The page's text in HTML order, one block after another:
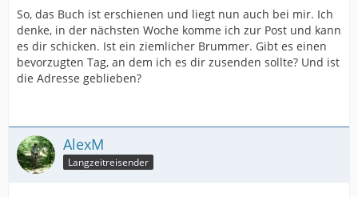
So, das Buch ist erschienen und liegt nun auch bei mir. Ich
denke, in der nächsten Woche komme ich zur Post und kann
es dir schicken. Ist ein ziemlicher Brummer. Gibt es einen
bevorzugten Tag, an dem ich es dir zusenden sollte? Und ist
die Adresse geblieben?
AlexM
Langzeitreisender